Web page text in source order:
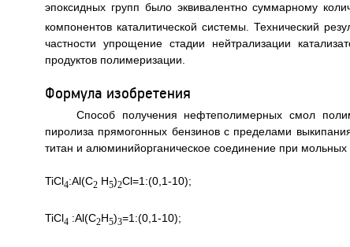
эпоксидных групп было эквивалентно суммарному
компонентов каталитической системы. Технический
частности упрощение стадии нейтрализации
продуктов полимеризации.
Формула изобретения
Способ получения нефтеполимерных смол
пиролиза прямогонных бензинов с пределами
титан и алюминийорганическое соединение при
TiCl4:Al(C2Н5)2Cl=1:(0,1-10);
TiCl4 :Al(С2Н5)3=1:(0,1-10);